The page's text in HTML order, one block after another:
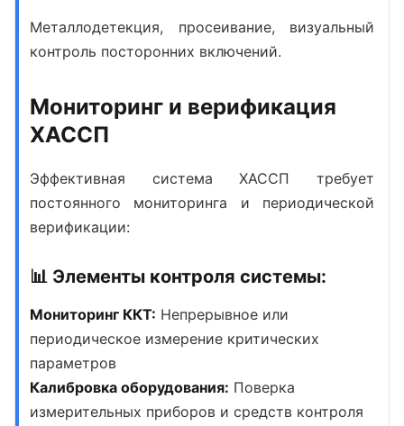
Металлодетекция, просеивание, визуальный
контроль посторонних включений.
Мониторинг и верификация
ХАССП
Эффективная система ХАССП требует
постоянного мониторинга и периодической
верификации:
📊 Элементы контроля системы:
Мониторинг ККТ: Непрерывное или
периодическое измерение критических
параметров
Калибровка оборудования: Поверка
измерительных приборов и средств контроля